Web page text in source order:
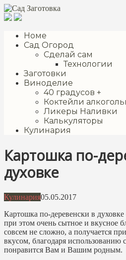
Перейти
к
Номе
Сад Огород
Сделай сам
Технологии
Заготовки
Виноделие
40 градусов +
Коктейли
Ликеры Наливки
Калькуляторы
Кулинария
Картошка по-
духовке
Кулинария05.05.2017
Картошка по-деревенски в
при этом очень сытное и вкусное
совсем не сложно, а получается
вкусом, благодаря использованию
понравится Вам и Вашим родным.